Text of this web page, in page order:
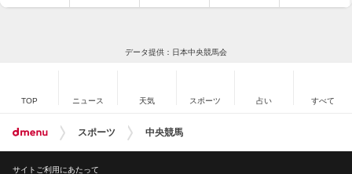
データ提供：日本中央競馬会
TOP ニュース 天気 スポーツ 占い すべて
スポーツ 中央競馬
サイトご利用にあたって